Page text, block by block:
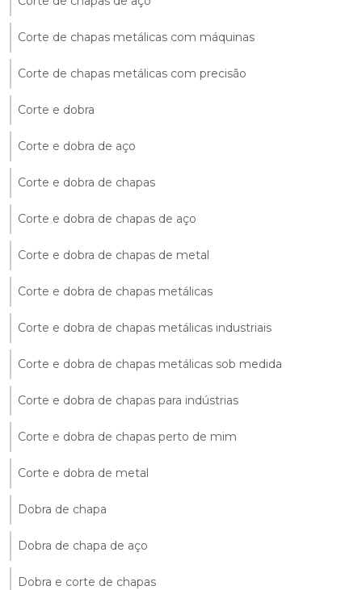
Corte de chapas metálicas com máquinas
Corte de chapas metálicas com precisão
Corte e dobra
Corte e dobra de aço
Corte e dobra de chapas
Corte e dobra de chapas de aço
Corte e dobra de chapas de metal
Corte e dobra de chapas metálicas
Corte e dobra de chapas metálicas industriais
Corte e dobra de chapas metálicas sob medida
Corte e dobra de chapas para indústrias
Corte e dobra de chapas perto de mim
Corte e dobra de metal
Dobra de chapa
Dobra de chapa de aço
Dobra e corte de chapas